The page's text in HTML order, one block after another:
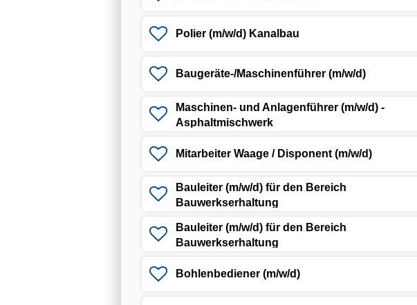
Polier (m/w/d) Kanalbau
Baugeräte-/Maschinenführer (m/w/d)
Maschinen- und Anlagenführer (m/w/d) -
Asphaltmischwerk
Mitarbeiter Waage / Disponent (m/w/d)
Bauleiter (m/w/d) für den Bereich
Bauwerkserhaltung
Bauleiter (m/w/d) für den Bereich
Bauwerkserhaltung
Bohlenbediener (m/w/d)